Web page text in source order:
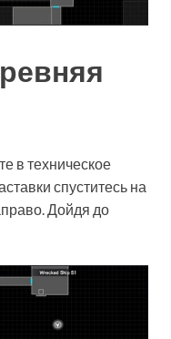
в техническое
спуститесь на
Дойдя до